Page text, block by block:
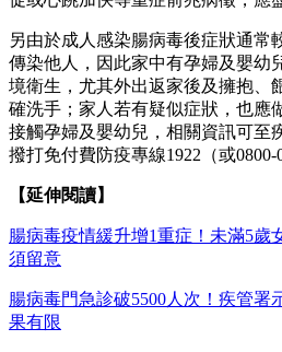
另由於成人感染腸病毒後症狀通常
傳染他人，因此家中有孕婦及嬰幼
境衛生，尤其外出返家後及擁抱、
確洗手；家人若有疑似症狀，也應
接觸孕婦及嬰幼兒，相關資訊可至
撥打免付費防疫專線1922（或0800-
【延伸閱讀】
腸病毒疫情緩升增1重症！未滿5
須留意
腸病毒門急診破5500人次！疾管
果有限